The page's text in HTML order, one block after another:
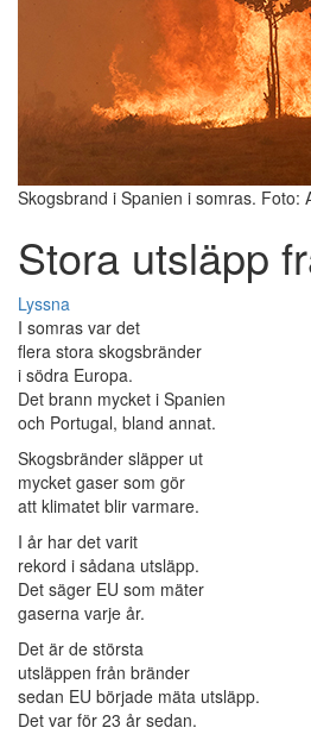
Skogsbrand i Spanien i somras. Foto:
Stora utsläpp
Lyssna
I somras var det
flera stora skogsbränder
i södra Europa.
Det brann mycket i Spanien
och Portugal, bland annat.
Skogsbränder släpper ut
mycket gaser som gör
att klimatet blir varmare.
I år har det varit
rekord i sådana utsläpp.
Det säger EU som mäter
gaserna varje år.
Det är de största
utsläppen från bränder
sedan EU började mäta utsläpp.
Det var för 23 år sedan.